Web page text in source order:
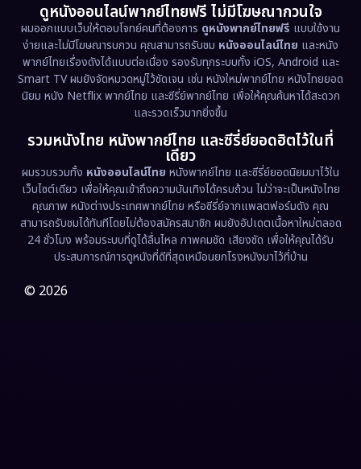
Emotional (61)
Epic มหากาพย์ (221)
Erotic (36)
Family ครอบครัว (369)
Fantasy จินตนาการ (331)
Fiction (9)
Film (57)
Gothic
ดูหนังออนไลน์พากย์ไทยฟรี ไม่มีโฆษณากวนใจ
ผมออกแบบเว็บให้ตอบโจทย์คนที่ต้องการ ดูหนังพากย์ไทยฟรี แบบใช้งาน
ง่ายและไม่มีโฆษณารบกวน คุณสามารถรับชม หนังออนไลน์ไทย และหนัง
พากย์ไทยเรื่องดังได้แบบต่อเนื่อง รองรับทุกระบบทั้ง iOS, Android และ
Smart TV ผมยังจัดหมวดหมู่ไว้ชัดเจน เช่น หนังใหม่พากย์ไทย หนังไทยยอด
นิยม หนัง Netflix พากย์ไทย และซีรี่ย์พากย์ไทย เพื่อให้คุณค้นหาได้สะดวก
และรวดเร็วมากยิ่งขึ้น
รวมหนังไทย หนังพากย์ไทย และซีรี่ย์ยอดฮิตไว้ในที่
เดียว
ผมรวบรวมทั้ง หนังออนไลน์ไทย หนังพากย์ไทย และซีรี่ย์ยอดนิยมมาไว้ใน
เว็บไซต์เดียว เพื่อให้คุณเข้าถึงความบันเทิงได้ครบถ้วน ไม่ว่าจะเป็นหนังไทย
คุณภาพ หนังต่างประเทศพากย์ไทย หรือซีรี่ย์จากแพลตฟอร์มดัง คุณ
สามารถรับชมได้ทันทีโดยไม่ต้องสมัครสมาชิก ผมยังอัปเดตเนื้อหาใหม่ตลอด
24 ชั่วโมง พร้อมระบบที่ดูได้ลื่นไหล ภาพคมชัด เสียงชัด เพื่อให้คุณได้รับ
ประสบการณ์การดูหนังที่ดีที่สุดเหมือนยกโรงหนังมาไว้ที่บ้าน
© 2026